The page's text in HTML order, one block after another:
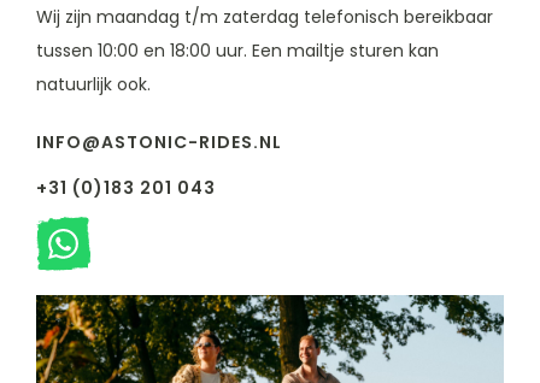
Wij zijn maandag t/m zaterdag telefonisch bereikbaar
tussen 10:00 en 18:00 uur. Een mailtje sturen kan
natuurlijk ook.
INFO@ASTONIC-RIDES.NL
+31 (0)183 201 043